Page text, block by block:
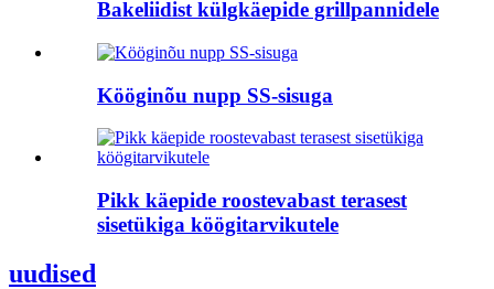
Bakeliidist külgkäepide grillpannidele
Kööginõu nupp SS-sisuga
Pikk käepide roostevabast terasest
sisetükiga köögitarvikutele
uudised